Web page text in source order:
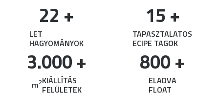
LET
HAGYOMÁNYOK
22 +
TAPASZTALATOS
ECIPE TAGOK
15 +
m2KIÁLLÍTÁS
FELÜLETEK
3.000 +
ELADVA
FLOAT
800 +